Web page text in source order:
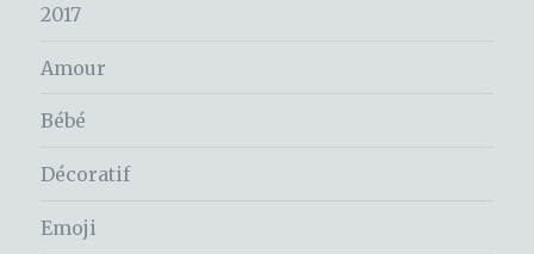
2017
Amour
Bébé
Décoratif
Emoji